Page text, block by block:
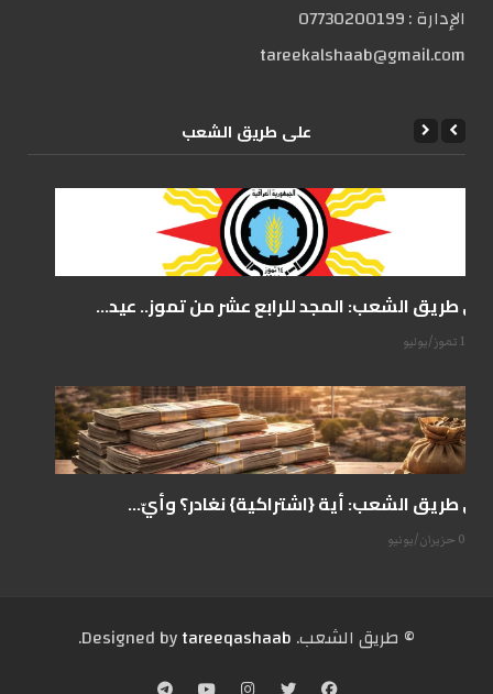
الإدارة :07730200199
tareekalshaab@gmail.com
علی طریق الشعب
على طريق الشعب: المجد للرابع عشر من تموز.. عيد...
14 تموز/يوليو
على طريق الشعب: أية {اشتراكية} نغادر؟ وأيّ...
07 حزيران/يونيو
© طریق الشعب. Designed by tareeqashaab
.